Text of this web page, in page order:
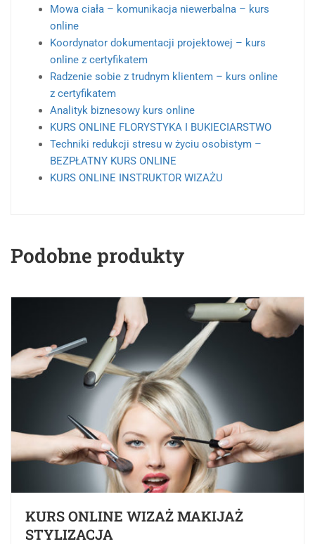
Mowa ciała – komunikacja niewerbalna – kurs
online
Koordynator dokumentacji projektowej – kurs
online z certyfikatem
Radzenie sobie z trudnym klientem – kurs online
z certyfikatem
Analityk biznesowy kurs online
KURS ONLINE FLORYSTYKA I BUKIECIARSTWO
Techniki redukcji stresu w życiu osobistym –
BEZPŁATNY KURS ONLINE
KURS ONLINE INSTRUKTOR WIZAŻU
Podobne produkty
KURS ONLINE WIZAŻ MAKIJAŻ
STYLIZACJA